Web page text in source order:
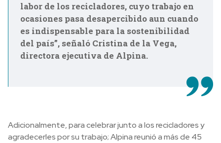
labor de los recicladores, cuyo trabajo en
ocasiones pasa desapercibido aun cuando
es indispensable para la sostenibilidad
del país”, señaló Cristina de la Vega,
directora ejecutiva de Alpina.
Adicionalmente, para celebrar junto a los recicladores y
agradecerles por su trabajo;Alpina reunió a más de 45